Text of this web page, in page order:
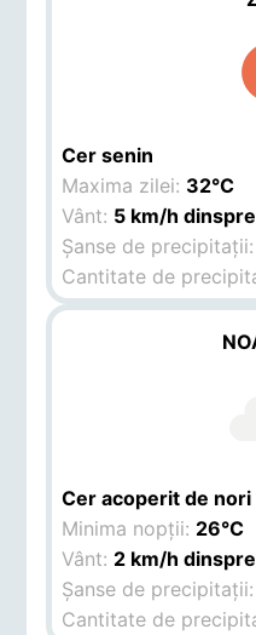
Cer senin
Maxima zilei: 32°C
Vânt: 5 km/h
Șanse de
Cantitate de
Cer acoperit de nori
Minima nopții: 26°C
Vânt: 2 km/h dinspre
Șanse de
Cantitate de